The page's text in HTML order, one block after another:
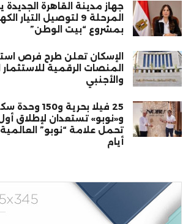
جهاز مدينة القاهرة
المرحلة 9 لتوصيل التيار
بمشروع “بيت الوطن”
الإسكان تعلن طرح فرص
المنصات الرقمية
والأجنبي
25 فيلا بحرية
و«نوبو» تستعدان لإطلاق
تحمل علامة “نوبو”
أيام